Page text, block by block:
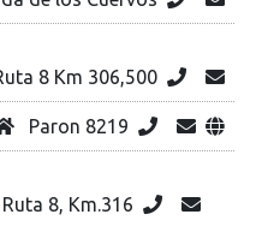
8 Km 306,500
Paron 8219
8, Km.316